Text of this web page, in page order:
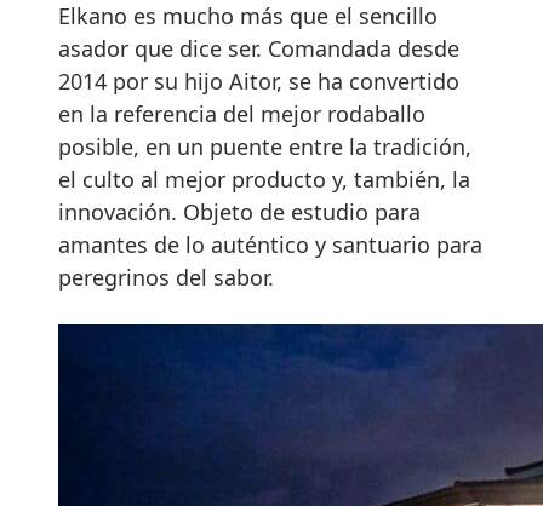
Elkano es mucho más que el sencillo
asador que dice ser. Comandada desde
2014 por su hijo Aitor, se ha convertido
en la referencia del mejor rodaballo
posible, en un puente entre la tradición,
el culto al mejor producto y, también, la
innovación. Objeto de estudio para
amantes de lo auténtico y santuario para
peregrinos del sabor.